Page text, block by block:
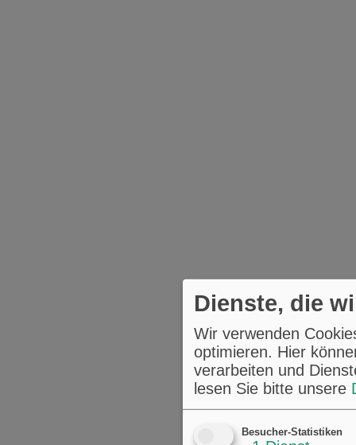
Dienste, die
Wir verwenden
optimieren. Hier
verarbeiten und
lesen Sie bitte unsere
Besucher-Statistiken